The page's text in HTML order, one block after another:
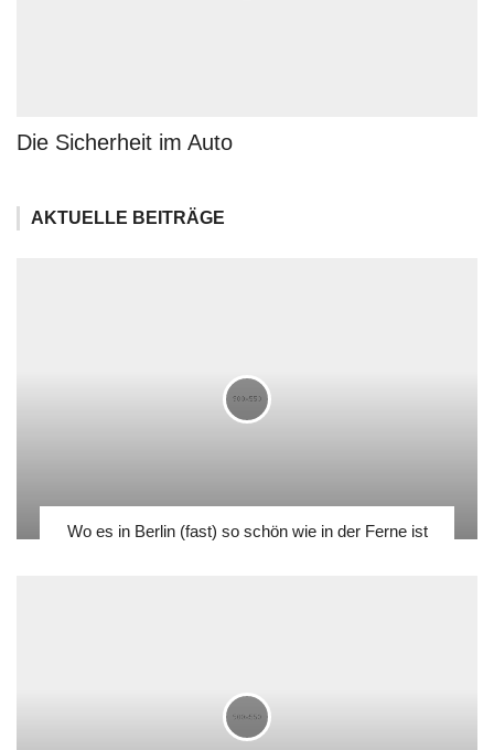
Die Sicherheit im Auto
AKTUELLE BEITRÄGE
Wo es in Berlin (fast) so schön wie in der Ferne ist